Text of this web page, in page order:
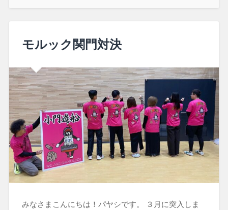
モルック関門対決
みなさまこんにちは！パヤシです。 ３月に突入しま